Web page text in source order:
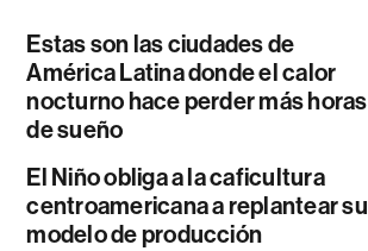
Estas son las ciudades de
América Latina donde el calor
nocturno hace perder más horas
de sueño
El Niño obliga a la caficultura
centroamericana a replantear su
modelo de producción